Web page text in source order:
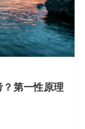
？第一性原理